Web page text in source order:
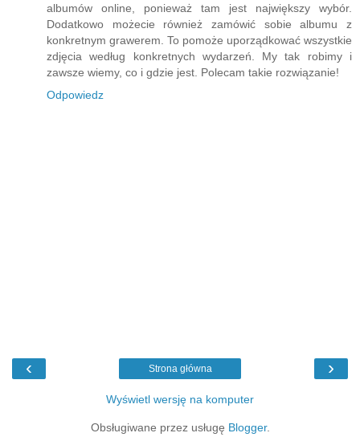
albumów online, ponieważ tam jest największy wybór.
Dodatkowo możecie również zamówić sobie albumu z
konkretnym grawerem. To pomoże uporządkować wszystkie
zdjęcia według konkretnych wydarzeń. My tak robimy i
zawsze wiemy, co i gdzie jest. Polecam takie rozwiązanie!
Odpowiedz
‹ ›
Strona główna
Wyświetl wersję na komputer
Obsługiwane przez usługę Blogger.